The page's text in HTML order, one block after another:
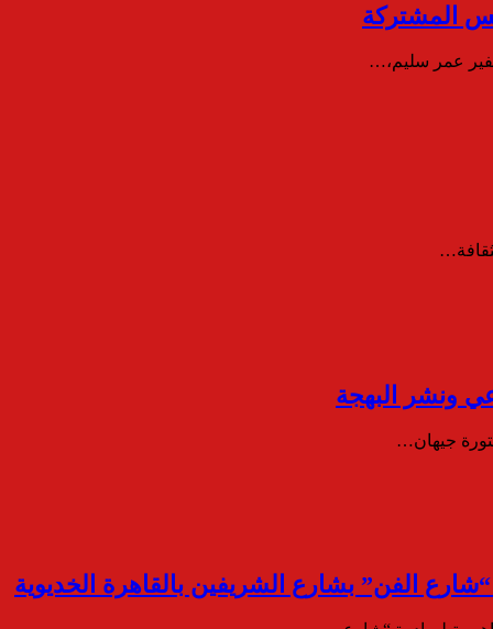
المشتركة
عمر سليم،…
ونشر البهجة
جيهان…
الفن” بشارع الشريفين بالقاهرة الخديوية